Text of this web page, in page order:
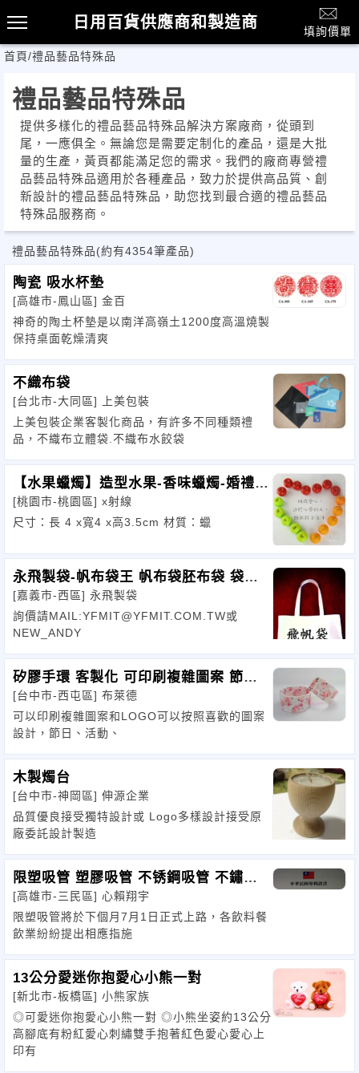
日用百貨供應商和製造商
填詢價單
首頁/禮品藝品特殊品
禮品藝品特殊品
提供多樣化的禮品藝品特殊品解決方案廠商，從頭到
尾，一應俱全。無論您是需要定制化的產品，還是大批
量的生產，黃頁都能滿足您的需求。我們的廠商專營禮
品藝品特殊品適用於各種產品，致力於提供高品質、創
新設計的禮品藝品特殊品，助您找到最合適的禮品藝品
特殊品服務商。
禮品藝品特殊品(約有4354筆產品)
陶瓷 吸水杯墊
[高雄市-鳳山區] 金百
神奇的陶土杯墊是以南洋高嶺土1200度高溫燒製
保持桌面乾燥清爽
不織布袋
[台北市-大同區]
上美包裝
上美包裝企業客製化商品，有許多不同種類禮
品，不織布立體袋.不織布水餃袋
【水果蠟燭】造型水果-香味蠟燭-婚禮小
物
[桃園市-桃園區] x射線
尺寸：長 4 x寬4 x高3.5cm 材質：蠟
永飛製袋-帆布袋王 帆布袋胚布袋 袋子
工廠
[嘉義市-西區] 永飛製袋
詢價請MAIL:YFMIT@YFMIT.COM.TW或
NEW_ANDY
矽膠手環 客製化 可印刷複雜圖案 節
日、活動禮品
[台中市-西屯區] 布萊德
可以印刷複雜圖案和LOGO可以按照喜歡的圖案
設計，節日、活動、
木製燭台
[台中市-神岡區] 伸源企業
品質優良接受獨特設計或 Logo多樣設計接受原
廠委託設計製造
限塑吸管 塑膠吸管 不锈鋼吸管 不鏽鋼
吸管 玻璃吸
[高雄市-三民區] 心賴翔宇
限塑吸管將於下個月7月1日正式上路，各飲料餐
飲業紛紛提出相應指施
13公分愛迷你抱愛心小熊一對
[新北市-板橋區] 小熊家族
◎可愛迷你抱愛心小熊一對 ◎小熊坐姿約13公分
高腳底有粉紅愛心刺繡雙手抱著紅色愛心愛心上
印有